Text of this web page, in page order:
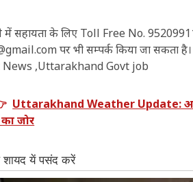
में सहायता के लिए Toll Free No.
पर भी सम्पर्क किया जा
,Uttarakhand Govt job
Uttarakhand Weather Update:
जोर